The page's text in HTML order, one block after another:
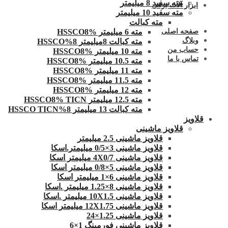
ابزار آلات برقی
صفحه اصلی
وبلاگ
حساب من
تماس با ما
مته سفید 8 میلیمتر
مته سفید 10 میلیمتر
مته کبالت
مته 6 میلیمتر HSSCO8%
مته کبالت 8میلیمتر 8%HSSCO
مته 10 میلیمتر HSSCO8%
مته 10.5 میلیمتر HSSCO8%
مته 11 میلیمتر HSSCO8%
مته 11.5 میلیمتر HSSCO8%
مته 12 میلیمتر HSSCO8%
مته 12.5 میلیمتر HSSCO8% TICN
مته کبالت 13 میلیمتر 8%HSSCO TICN
قلاویز
قلاویز ماشینی
قلاویز ماشینی 2.5 میلیمتر
قلاویز ماشینی 3×0/5 میلیمتر.اسکا
قلاویز ماشینی 4X0/7 میلیمتر اسکا
قلاویز ماشینی 5×0/8 میلیمتر اسکا
قلاویز ماشینی 6×1 میلیمتر اسکا
قلاویز ماشینی 8×1.25 میلیمتر .اسکا
قلاویز ماشینی 10X1.5 میلیمتر .اسکا
قلاویز ماشینی 12X1.75 میلیمتر اسکا
قلاویز ماشینی 1.25×24
قلاویز ماشینی فورمینگ 1×6